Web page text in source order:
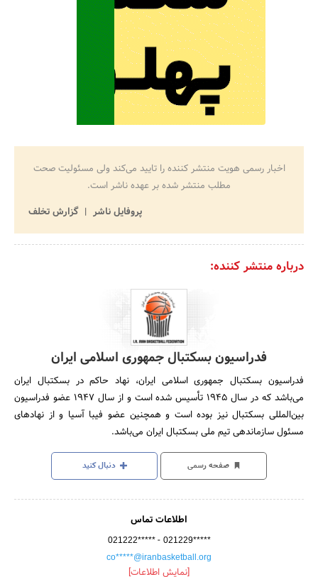
اخبار رسمی هویت منتشر کننده را تایید می‌کند ولی مسئولیت صحت
مطلب منتشر شده بر عهده ناشر است.
پروفایل ناشر
گزارش تخلف
درباره منتشر کننده:
فدراسیون بسکتبال جمهوری اسلامی ایران
فدراسیون بسکتبال جمهوری اسلامی ایران، نهاد حاکم در بسکتبال ایران
می‌باشد که در سال 1945 تأسیس شده است و از سال 1947 عضو فدراسیون
بین‌المللی بسکتبال نیز بوده است و همچنین عضو فیبا آسیا و از نهادهای
مسئول سازماندهی تیم ملی بسکتبال ایران می‌باشد.
صفحه رسمی دنبال کنید
اطلاعات تماس
021222***** - 021229*****
co*****@iranbasketball.org
[نمایش اطلاعات]